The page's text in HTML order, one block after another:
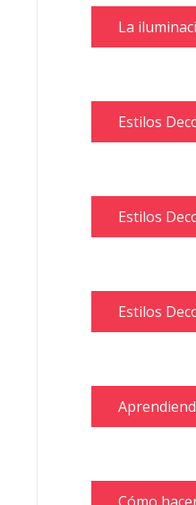
La
Estilos
Estilos
Estilos